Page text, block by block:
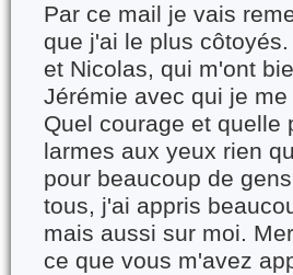
Par ce mail je vais
que j'ai le plus
et Nicolas, qui m'ont
Jérémie avec qui je
Quel courage et quelle
larmes aux yeux rien
pour beaucoup de
tous, j'ai appris
mais aussi sur moi.
ce que vous m'avez